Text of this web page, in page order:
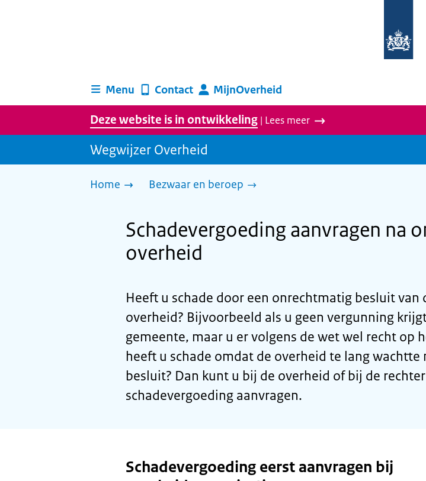
homepage
Menu
Contact MijnOverheid
Deze website is in ontwikkeling | Lees meer
Wegwijzer Overheid
Home Bezwaar en beroep
Schadevergoeding aanvragen na
overheid
Heeft u schade door een onrechtmatig besluit van
overheid? Bijvoorbeeld als u geen vergunning
gemeente, maar u er volgens de wet wel recht op
heeft u schade omdat de overheid te lang wachtte
besluit? Dan kunt u bij de overheid of bij de
schadevergoeding aanvragen.
Schadevergoeding eerst aanvragen bij